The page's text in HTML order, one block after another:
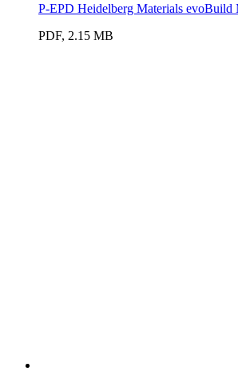
P-EPD Heidelberg Materials evoBuild
PDF, 2.15 MB